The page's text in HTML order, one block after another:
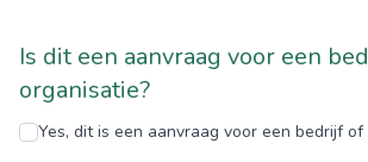
Is dit een aanvraag voor een
organisatie?
Yes, dit is een aanvraag voor een bedrijf